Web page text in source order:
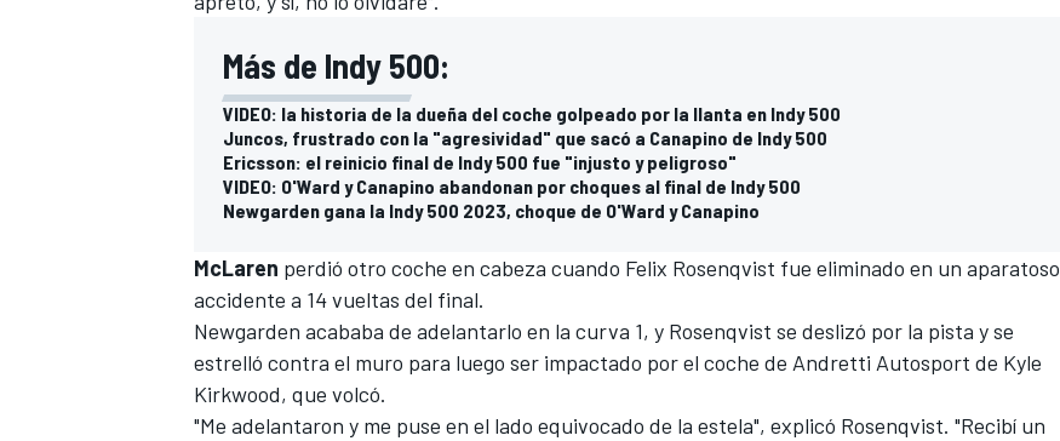
Más de Indy 500:
VIDEO: la historia de la dueña del coche golpeado por la llanta en Indy 500
Juncos, frustrado con la "agresividad" que sacó a Canapino de Indy 500
Ericsson: el reinicio final de Indy 500 fue "injusto y peligroso"
VIDEO: O'Ward y Canapino abandonan por choques al final de Indy 500
Newgarden gana la Indy 500 2023, choque de O'Ward y Canapino
McLaren perdió otro coche en cabeza cuando Felix Rosenqvist fue eliminado en un aparatoso
accidente a 14 vueltas del final.
Newgarden acababa de adelantarlo en la curva 1, y Rosenqvist se deslizó por la pista y se
estrelló contra el muro para luego ser impactado por el coche de Andretti Autosport de Kyle
Kirkwood, que volcó.
"Me adelantaron y me puse en el lado equivocado de la estela", explicó Rosenqvist. "Recibí un